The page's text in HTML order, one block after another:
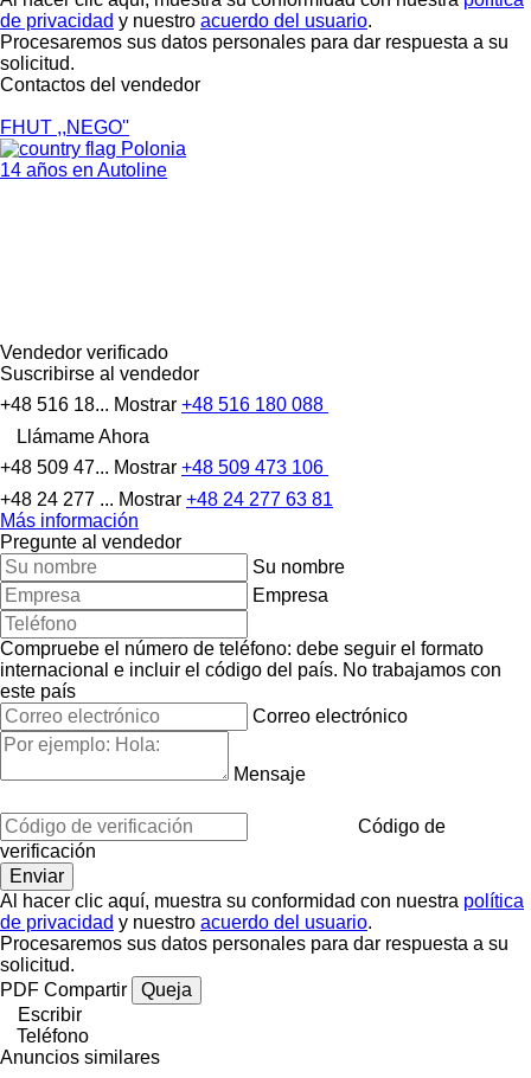
de privacidad y nuestro acuerdo del usuario.
Procesaremos sus datos personales para dar respuesta a su
solicitud.
Contactos del vendedor
FHUT ,,NEGO''
Polonia
14 años en Autoline
Vendedor verificado
Suscribirse al vendedor
+48 516 18... Mostrar +48 516 180 088
Llámame Ahora
+48 509 47... Mostrar +48 509 473 106
+48 24 277 ... Mostrar +48 24 277 63 81
Más información
Pregunte al vendedor
Su nombre
Empresa
Compruebe el número de teléfono: debe seguir el formato
internacional e incluir el código del país. No trabajamos con
este país
Correo electrónico
Mensaje
Código de
verificación
Al hacer clic aquí, muestra su conformidad con nuestra política
de privacidad y nuestro acuerdo del usuario.
Procesaremos sus datos personales para dar respuesta a su
solicitud.
PDF Compartir
Queja
Escribir
Teléfono
Anuncios similares